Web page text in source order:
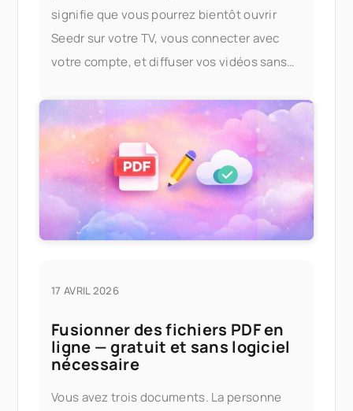
signifie que vous pourrez bientôt ouvrir
Seedr sur votre TV, vous connecter avec
votre compte, et diffuser vos vidéos sans
première Si vous souhaitez essayer l'
17 AVRIL 2026
Fusionner des fichiers PDF en
ligne — gratuit et sans logiciel
nécessaire
Vous avez trois documents. La personne